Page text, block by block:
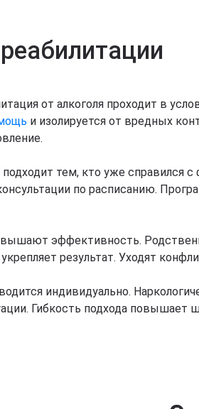
от алкоголя проходит в
и изолируется от вредных
тем, кто уже справился
по расписанию.
эффективность.
результат. Уходят
индивидуально.
Гибкость подхода повышает